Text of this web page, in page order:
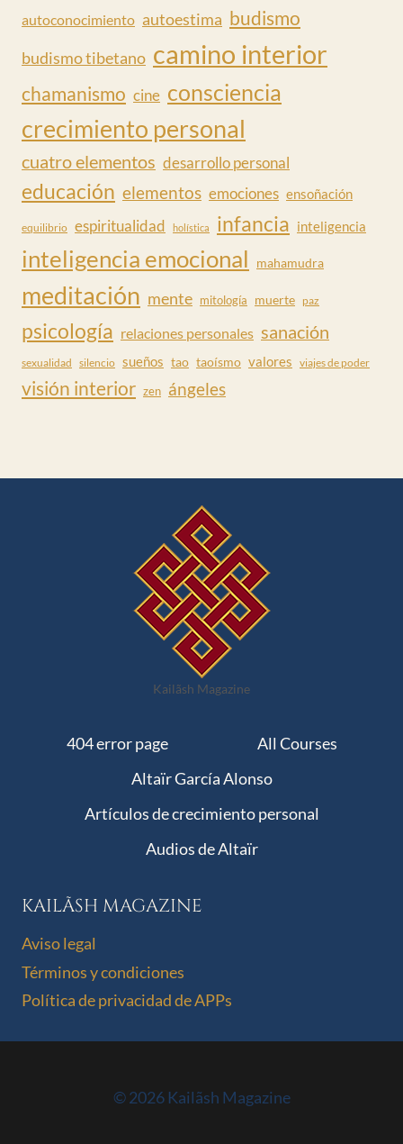
autoconocimiento autoestima budismo
budismo tibetano camino interior
chamanismo cine consciencia
crecimiento personal
cuatro elementos desarrollo personal
educación elementos emociones ensoñación
equilibrio espiritualidad holística infancia inteligencia
inteligencia emocional mahamudra
meditación mente mitología muerte paz
psicología relaciones personales sanación
sexualidad silencio sueños tao taoísmo valores viajes de poder
visión interior zen ángeles
Kailãsh Magazine
404 error page
All Courses
Altaïr García Alonso
Artículos de crecimiento personal
Audios de Altaïr
KAILÃSH MAGAZINE
Aviso legal
Términos y condiciones
Política de privacidad de APPs
© 2026 Kailãsh Magazine